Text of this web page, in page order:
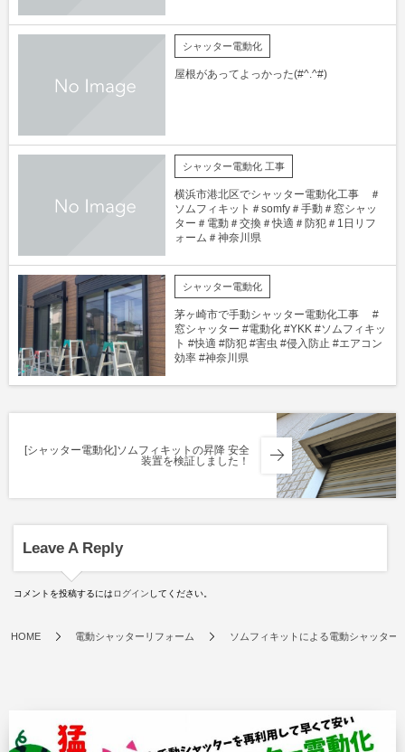
シャッター電動化
屋根があってよっかった(#^.^#)
シャッター電動化 工事
横浜市港北区でシャッター電動化工事 ＃
ソムフィキット＃somfy＃手動＃窓シャッ
ター＃電動＃交換＃快適＃防犯＃1日リフ
ォーム＃神奈川県
シャッター電動化
茅ヶ崎市で手動シャッター電動化工事 #
窓シャッター #電動化 #YKK #ソムフィキッ
ト #快適 #防犯 #害虫 #侵入防止 #エアコン
効率 #神奈川県
[シャッター電動化]ソムフィキットの昇降 安全
装置を検証しました！
Leave A Reply
コメントを投稿するには ログイン してください。
HOME 電動シャッターリフォーム ソムフィキットによる電動シャッター